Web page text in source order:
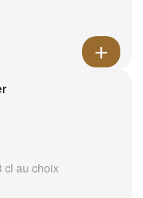
cl au choix